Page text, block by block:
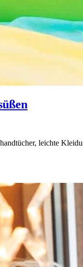
leichte